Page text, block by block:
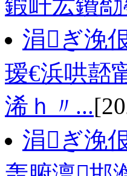
涓ぎ浼
瑷€浜哄嚭
浠ｈ〃...
涓ぎ浼